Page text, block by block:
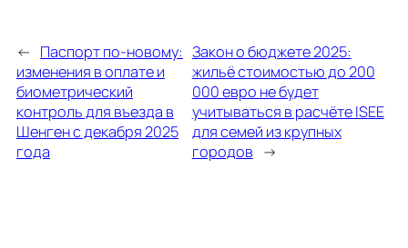
← Паспорт по-новому:
изменения в оплате и
биометрический
контроль для въезда в
Шенген с декабря 2025
года
Закон о бюджете 2025:
жильё стоимостью до 200
000 евро не будет
учитываться в расчёте ISEE
для семей из крупных
городов →